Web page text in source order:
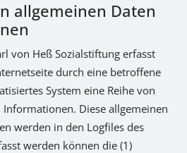
allgemeinen Daten
von Heß Sozialstiftung erfasst
durch eine betroffene
System eine Reihe von
Diese allgemeinen
werden in den Logfiles des
werden können die (1)